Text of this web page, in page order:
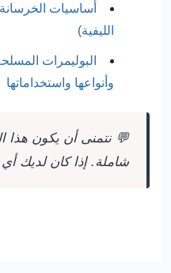
أساسيات
الليفية)
وأنواعها واستخداماتها
💬 نتمنى أن يكون هذا
شاملة. إذا كان لديك أي